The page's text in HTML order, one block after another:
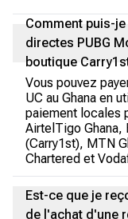
Comment puis-
directes PUBG
boutique
Vous pouvez
UC au Ghana en
paiement locales
AirtelTigo Ghana,
(Carry1st), MTN
Chartered et
Est-ce que je
de l'achat d'une